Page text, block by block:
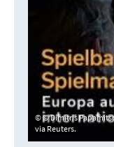
© Dimitris
via Reuters.